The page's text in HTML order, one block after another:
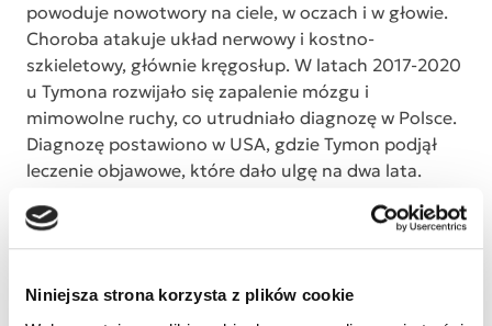
Niniejsza strona korzysta z plików cookie
powoduje nowotwory na ciele, w oczach i w głowie.
Choroba atakuje układ nerwowy i kostno-
szkieletowy, głównie kręgosłup. W latach 2017-2020
u Tymona rozwijało się zapalenie mózgu i
mimowolne ruchy, co utrudniało diagnozę w Polsce.
Diagnozę postawiono w USA, gdzie Tymon podjął
leczenie objawowe, które dało ulgę na dwa lata.
mózgu spowodowały, że Tymon nie mówi wyraźnie,
nie liczy, nie pisze ręcznie i cierpi na halucynacje
Tymon chodzi do szkoły z pomocą nauczyciela,